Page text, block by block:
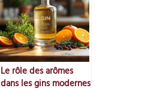
Le rôle des arômes
dans les gins modernes